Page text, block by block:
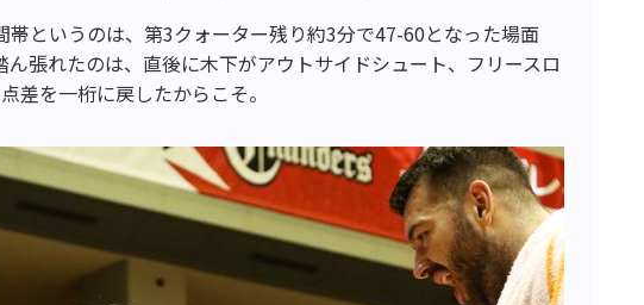
帯というのは、第3クォーター残り約3分で47-60となった場面
張れたのは、直後に木下がアウトサイドシュート、フリースロ
差を一桁に戻したからこそ。